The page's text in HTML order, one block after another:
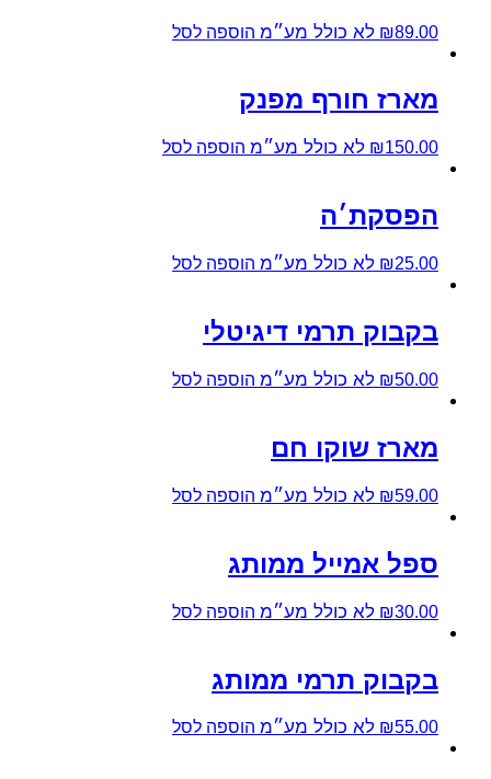
₪89.00 לא כולל מע״מ הוספה לסל
מארז חורף מפנק
₪150.00 לא כולל מע״מ הוספה לסל
הפסקת׳ה
₪25.00 לא כולל מע״מ הוספה לסל
בקבוק תרמי דיגיטלי
₪50.00 לא כולל מע״מ הוספה לסל
מארז שוקו חם
₪59.00 לא כולל מע״מ הוספה לסל
ספל אמייל ממותג
₪30.00 לא כולל מע״מ הוספה לסל
בקבוק תרמי ממותג
₪55.00 לא כולל מע״מ הוספה לסל